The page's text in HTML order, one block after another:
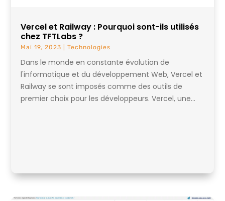
Vercel et Railway : Pourquoi sont-ils utilisés
chez TFTLabs ?
Mai 19, 2023 |Technologies
Dans le monde en constante évolution de
l'informatique et du développement Web, Vercel et
Railway se sont imposés comme des outils de
premier choix pour les développeurs. Vercel, une...